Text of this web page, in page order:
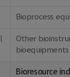
Bioprocess
Other
bioequipments
Bioresource